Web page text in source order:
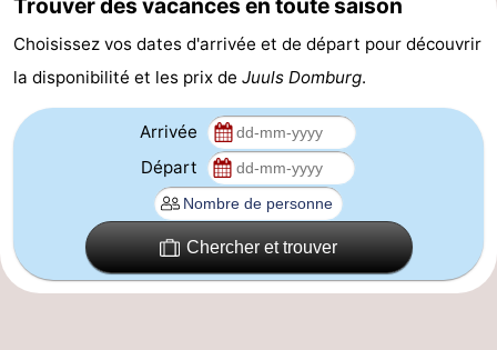
du
vélo
Randonnée
-
Équitation
-
Manèges
-
golf
Sportive
Equitation
Conduite
Trouver des vacances en toute saison
Choisissez vos dates d'arrivée et de départ pour découvrir
la disponibilité et les prix de Juuls Domburg.
Arrivée
Départ
Chercher et trouver